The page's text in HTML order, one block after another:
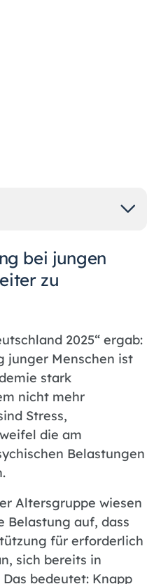
bei jungen
zu
2025“ ergab:
junger Menschen ist
stark
nicht mehr
Stress,
die am
Belastungen
Altersgruppe wiesen
Belastung auf, dass
für erforderlich
sich bereits in
bedeutet: Knapp